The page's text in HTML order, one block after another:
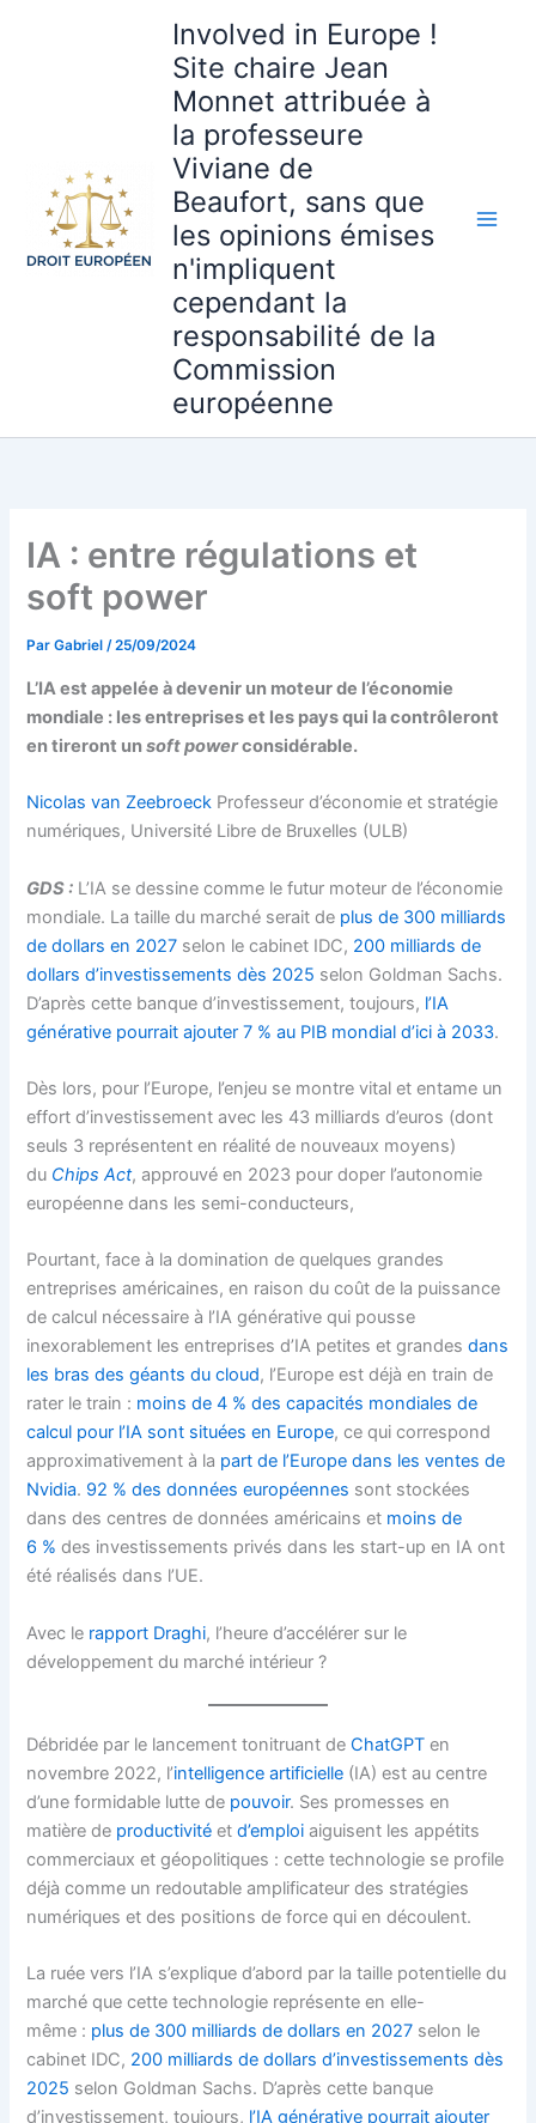
Involved in Europe !
Site chaire Jean
Monnet attribuée à
la professeure
Viviane de
Beaufort, sans que
les opinions émises
n'impliquent
cependant la
responsabilité de la
Commission
européenne
IA : entre régulations et
soft power
ParGabriel/25/09/2024
L’IA est appelée à devenir un moteur de l’économie
mondiale : les entreprises et les pays qui la contrôleront
en tireront unsoft powerconsidérable.
Nicolas van Zeebroeck Professeur d’économie et stratégie
numériques, Université Libre de Bruxelles (ULB)
GDS : L’IA se dessine comme le futur moteur de l’économie
mondiale. La taille du marché serait de plus de 300 milliards
de dollars en 2027 selon le cabinet IDC, 200 milliards de
dollars d’investissements dès 2025 selon Goldman Sachs.
D’après cette banque d’investissement, toujours, l’IA
générative pourrait ajouter 7 % au PIB mondial d’ici à 2033.
Dès lors, pour l’Europe, l’enjeu se montre vital et entame un
effort d’investissement avec les 43 milliards d’euros (dont
seuls 3 représentent en réalité de nouveaux moyens)
du Chips Act, approuvé en 2023 pour doper l’autonomie
européenne dans les semi-conducteurs,
Pourtant, face à la domination de quelques grandes
entreprises américaines, en raison du coût de la puissance
de calcul nécessaire à l’IA générative qui pousse
inexorablement les entreprises d’IA petites et grandesdans
les bras des géants du cloud, l’Europe est déjà en train de
rater le train : moins de 4 % des capacités mondiales de
calcul pour l’IA sont situées en Europe, ce qui correspond
approximativement à la part de l’Europe dans les ventes de
Nvidia. 92 % des données européennes sont stockées
dans des centres de données américains et moins de
6 % des investissements privés dans les start-up en IA ont
été réalisés dans l’UE.
Avec le rapport Draghi, l’heure d’accélérer sur le
développement du marché intérieur ?
Débridée par le lancement tonitruant deChatGPT en
novembre 2022, l’intelligence artificielle (IA) est au centre
d’une formidable lutte de pouvoir. Ses promesses en
matière de productivité etd’emploi aiguisent les appétits
commerciaux et géopolitiques : cette technologie se profile
déjà comme un redoutable amplificateur des stratégies
numériques et des positions de force qui en découlent.
La ruée vers l’IA s’explique d’abord par la taille potentielle du
marché que cette technologie représente en elle-
même : plus de 300 milliards de dollars en 2027 selon le
cabinet IDC, 200 milliards de dollars d’investissements dès
2025 selon Goldman Sachs. D’après cette banque
d’investissement, toujours, l’IA générative pourrait ajouter